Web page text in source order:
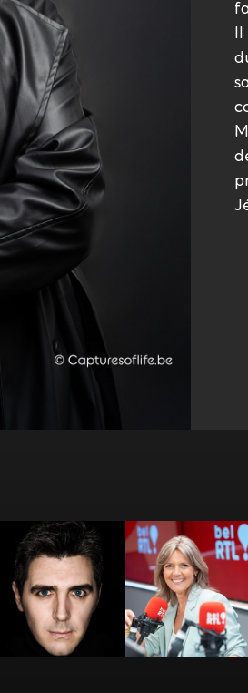
Benjamin Ghislain
Bérénice
Bourgueil